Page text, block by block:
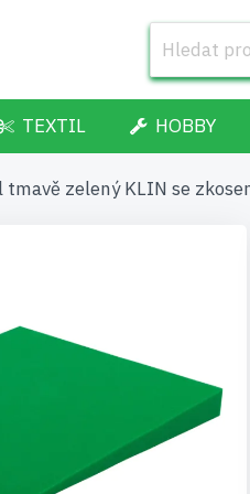
TEXTIL HOBBY
tmavě zelený KLIN se